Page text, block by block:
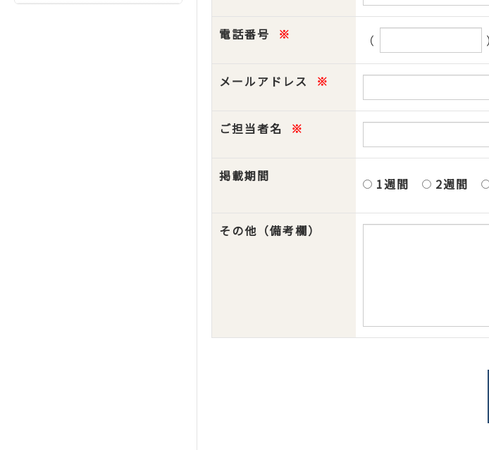
電話番号 ※ （
メールアドレス ※
ご担当者名 ※
掲載期間 1週間 2週間
その他（備考欄）